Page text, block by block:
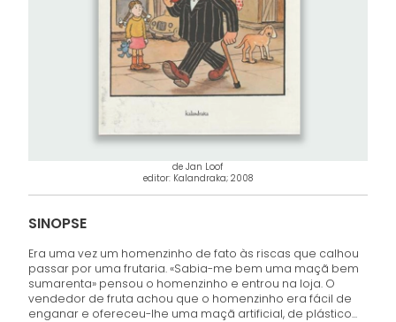
de Jan Loof
editor: Kalandraka; 2008
SINOPSE
Era uma vez um homenzinho de fato às riscas que calhou
passar por uma frutaria. «Sabia-me bem uma maçã bem
sumarenta» pensou o homenzinho e entrou na loja. O
vendedor de fruta achou que o homenzinho era fácil de
enganar e ofereceu-lhe uma maçã artificial, de plástico...